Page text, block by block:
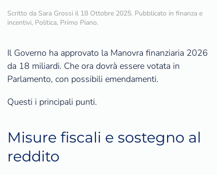
Scritto da Sara Grossi il 18 Ottobre 2025. Pubblicato in finanza e
incentivi, Politica, Primo Piano.
Il Governo ha approvato la Manovra finanziaria 2026
da 18 miliardi. Che ora dovrà essere votata in
Parlamento, con possibili emendamenti.
Questi i principali punti.
Misure fiscali e sostegno al
reddito